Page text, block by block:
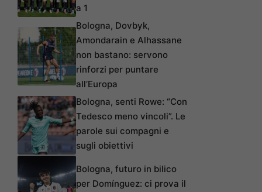
a 1
Bologna, Dovbyk,
Amondarain e Alhassane
non bastano: servono
rinforzi per puntare
all’Europa
Bologna, senti Rowe: “Con
Tedesco meno vincoli”. Le
parole sui compagni e
sugli obiettivi
Bologna, futuro in bilico
per Domínguez: ci prova il